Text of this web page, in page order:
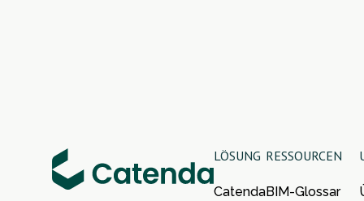
LÖSUNG
Catenda
RESSOURCEN
BIM-Glossar